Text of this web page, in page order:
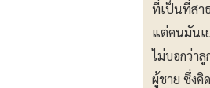
ที่เป็นที่สา
แต่คนมันเ
ไม่บอกว่า
ผู้ชาย ซึ่งคิ